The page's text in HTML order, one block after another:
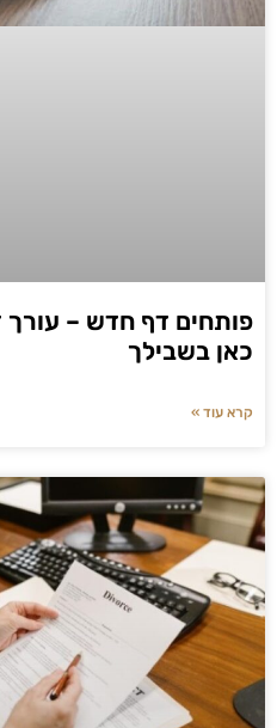
פותחים דף חדש – עורך
כאן בשבילך
קרא עוד »